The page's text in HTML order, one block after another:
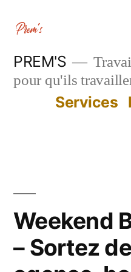
contenu
PREM'S
pour qu'ils
Services
Weekend
– Sortez